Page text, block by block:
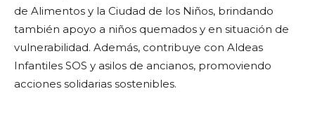
de Alimentos y la Ciudad de los Niños, brindando
también apoyo a niños quemados y en situación de
vulnerabilidad. Además, contribuye con Aldeas
Infantiles SOS y asilos de ancianos, promoviendo
acciones solidarias sostenibles.